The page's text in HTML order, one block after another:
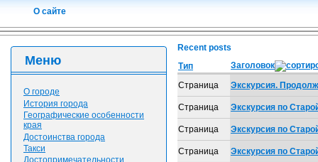
О сайте
Recent posts
Тип
Заголовок
Страница
Экскурсия.
Страница Экскурсия по
Страница Экскурсия по
Страница Экскурсия по
Меню
О городе
История города
Географические особенности
края
Достоинства города
Такси